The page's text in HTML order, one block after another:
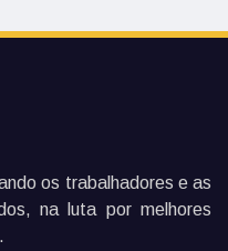
os trabalhadores e as
na luta por melhores